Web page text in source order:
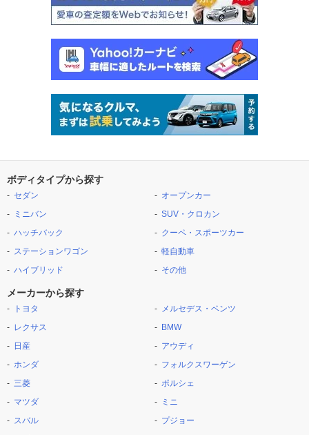
ボディタイプから探す
セダン
ミニバン
ハッチバック
ステーションワゴン
ハイブリッド
オープンカー
SUV・クロカン
クーペ・スポーツカー
軽自動車
その他
メーカーから探す
トヨタ
レクサス
日産
ホンダ
三菱
マツダ
スバル
メルセデス・ベンツ
BMW
アウディ
フォルクスワーゲン
ポルシェ
ミニ
プジョー